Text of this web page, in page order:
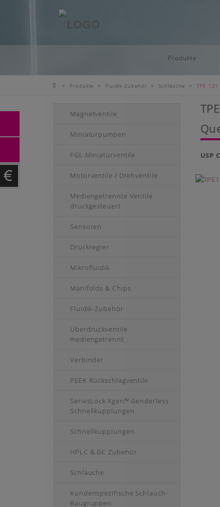
main
Produkte
Startseite
» Produkte » Fluidik-Zubehör » Schläuche » TPE
Magnetventile
Miniaturpumpen
FGL Miniaturventile
Motorventile / Drehventile
Mediengetrennte Ventile
druckgesteuert
Sensoren
Druckregler
Mikrofluidik
Manifolds & Chips
Fluidik-Zubehör
Überdruckventile
mediengetrennt
Verbinder
PEEK Rückschlagventile
SeriesLock Xgen™ Genderless
Schnellkupplungen
Schnellkupplungen
HPLC & GC Zubehör
Schläuche
Kundenspezifische Schlauch-
Baugruppen
USP